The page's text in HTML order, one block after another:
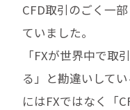
CFD取引のごく一
ていました。
「FXが世界中で取
る」と勘違いして
にはFXではなく「